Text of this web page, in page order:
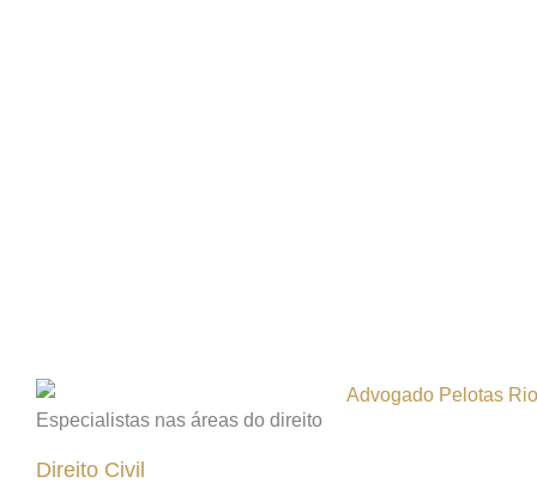
Especialistas nas áreas do direito
Direito Civil